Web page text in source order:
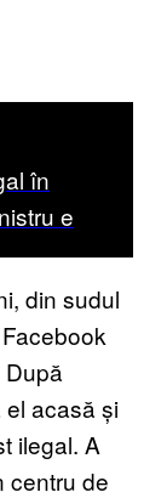
în
e
din sudul
el acasă și
ilegal. A
centru de